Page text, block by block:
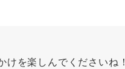
を楽しんでくださいね！